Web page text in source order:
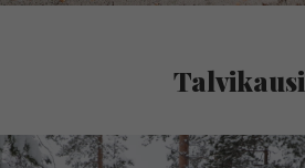
Talvikausi